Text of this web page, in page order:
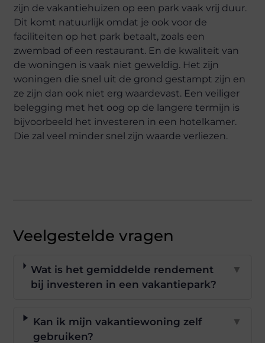
zijn de vakantiehuizen op een park vaak vrij duur.
Dit komt natuurlijk omdat je ook voor de
faciliteiten op het park betaalt, zoals een
zwembad of een restaurant. En de kwaliteit van
de woningen is vaak niet geweldig. Het zijn
woningen die snel uit de grond gestampt zijn en
ze zijn dan ook niet erg waardevast. Een veiliger
belegging met het oog op de langere termijn is
bijvoorbeeld het investeren in een hotelkamer.
Die zal veel minder snel zijn waarde verliezen.
Veelgestelde vragen
Wat is het gemiddelde rendement
bij investeren in een vakantiepark?
▼
Kan ik mijn vakantiewoning zelf
gebruiken?
▼